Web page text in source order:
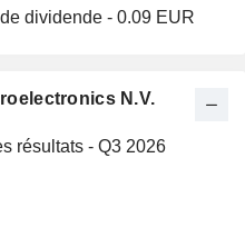
dividende - 0.09 EUR
N.V.
résultats - Q3 2026